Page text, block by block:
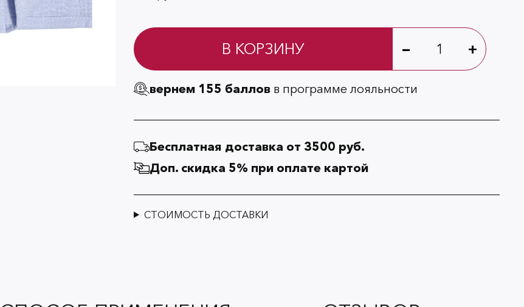
В КОРЗИНУ - +
вернем 155 баллов в программе лояльности
Бесплатная доставка от 3500 руб.
Доп. скидка 5% при оплате картой
СТОИМОСТЬ ДОСТАВКИ